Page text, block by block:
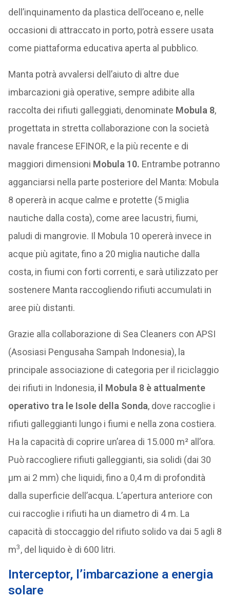
dell’inquinamento da plastica dell’oceano e, nelle
occasioni di attraccato in porto, potrà essere usata
come piattaforma educativa aperta al pubblico.
Manta potrà avvalersi dell’aiuto di altre due
imbarcazioni già operative, sempre adibite alla
raccolta dei rifiuti galleggiati, denominate Mobula 8,
progettata in stretta collaborazione con la società
navale francese EFINOR, e la più recente e di
maggiori dimensioni Mobula 10. Entrambe potranno
agganciarsi nella parte posteriore del Manta: Mobula
8 opererà in acque calme e protette (5 miglia
nautiche dalla costa), come aree lacustri, fiumi,
paludi di mangrovie. Il Mobula 10 opererà invece in
acque più agitate, fino a 20 miglia nautiche dalla
costa, in fiumi con forti correnti, e sarà utilizzato per
sostenere Manta raccogliendo rifiuti accumulati in
aree più distanti.
Grazie alla collaborazione di Sea Cleaners con APSI
(Asosiasi Pengusaha Sampah Indonesia), la
principale associazione di categoria per il riciclaggio
dei rifiuti in Indonesia, il Mobula 8 è attualmente
operativo tra le Isole della Sonda, dove raccoglie i
rifiuti galleggianti lungo i fiumi e nella zona costiera.
Ha la capacità di coprire un’area di 15.000 m² all’ora.
Può raccogliere rifiuti galleggianti, sia solidi (dai 30
µm ai 2 mm) che liquidi, fino a 0,4 m di profondità
dalla superficie dell’acqua. L’apertura anteriore con
cui raccoglie i rifiuti ha un diametro di 4 m. La
capacità di stoccaggio del rifiuto solido va dai 5 agli 8
m3, del liquido è di 600 litri.
Interceptor, l’imbarcazione a energia
solare